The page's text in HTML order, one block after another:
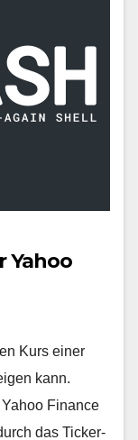
Yahoo
Kurs einer
kann.
Finance
das Ticker-